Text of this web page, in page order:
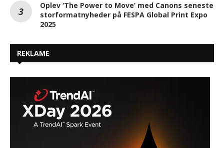
Oplev ‘The Power to Move’ med Canons seneste
storformatnyheder på FESPA Global Print Expo
2025
REKLAME